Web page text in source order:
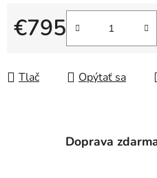
€795
Jednotková cena:
Tlač Opýtať sa
Doprava